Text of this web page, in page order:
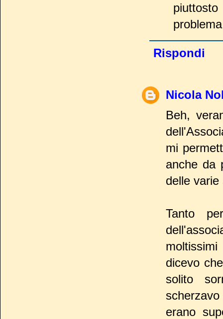
Rispondi
Nicola
Beh,
mi
anche da
delle
Tanto
dicevo
solito
erano